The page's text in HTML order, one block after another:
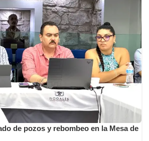
de pozos y rebombeo en la Mesa de